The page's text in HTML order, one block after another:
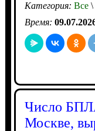
Категория: Все\
Время:
Число
Москве,